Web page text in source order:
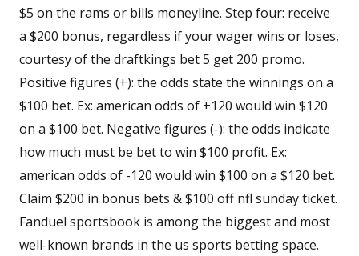
$5 on the rams or bills moneyline. Step four: receive
a $200 bonus, regardless if your wager wins or loses,
courtesy of the draftkings bet 5 get 200 promo.
Positive figures (+): the odds state the winnings on a
$100 bet. Ex: american odds of +120 would win $120
on a $100 bet. Negative figures (-): the odds indicate
how much must be bet to win $100 profit. Ex:
american odds of -120 would win $100 on a $120 bet.
Claim $200 in bonus bets & $100 off nfl sunday ticket.
Fanduel sportsbook is among the biggest and most
well-known brands in the us sports betting space.